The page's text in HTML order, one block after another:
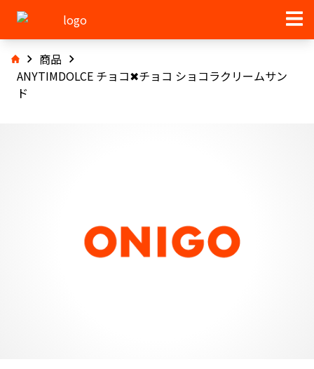
商品
ANYTIMDOLCE チョコ✖チョコ ショコラクリームサン
ド